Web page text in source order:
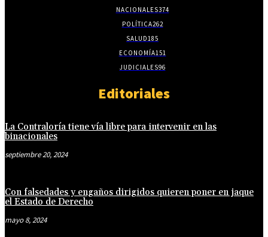
NACIONALES374
POLÍTICA262
SALUD185
ECONOMÍA151
JUDICIALES96
Editoriales
La Contraloría tiene vía libre para intervenir en las
binacionales
septiembre 20, 2024
Con falsedades y engaños dirigidos quieren poner en jaque
el Estado de Derecho
mayo 8, 2024